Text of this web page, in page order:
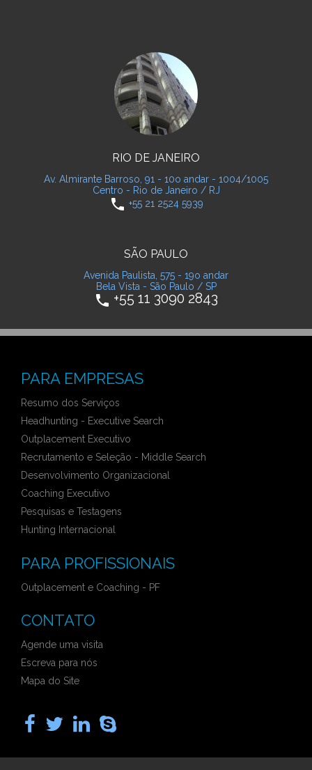
RIO DE JANEIRO
Av. Almirante Barroso, 91 - 10o andar - 1004/1005
Centro - Rio de Janeiro / RJ
phone +55 21 2524 5939
SÃO PAULO
Avenida Paulista, 575 - 19o andar
Bela Vista - São Paulo / SP
phone +55 11 3090 2843
PARA EMPRESAS
Resumo dos Serviços
Headhunting - Executive Search
Outplacement Executivo
Recrutamento e Seleção - Middle Search
Desenvolvimento Organizacional
Coaching Executivo
Pesquisas e Testagens
Hunting Internacional
PARA PROFISSIONAIS
Outplacement e Coaching - PF
CONTATO
Agende uma visita
Escreva para nós
Mapa do Site